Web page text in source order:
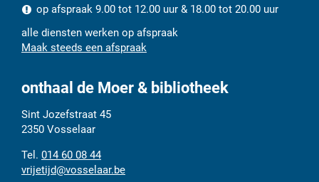
op afspraak 9.00 tot 12.00 uur & 18.00 tot 20.00 uur
alle diensten werken op afspraak
Maak steeds een afspraak
onthaal de Moer & bibliotheek
Adres
Sint Jozefstraat 45
2350 Vosselaar
Tel.
014 60 08 44
E-
mail
vrijetijd@vosselaar.be